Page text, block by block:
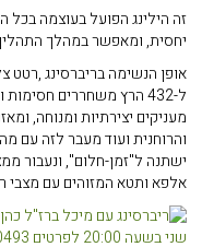
זה הילינג הפועל בעוצמה
יחסית, ומאפשר במהלך
אופן הנשימה בריברסינג ,רטט
ל-432 הרץ משחררים
מעניקים יצירתיות ומנוחה,
והרוחנית ועוד מעבר לזה עם
ישתנה ל"זמן-חלום", ונעבור
אלפא ותטא המזוהים עם מצבי